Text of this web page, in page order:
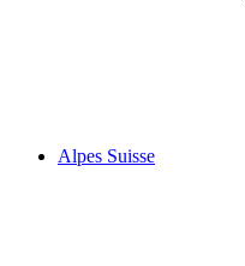
Alpes Suisse